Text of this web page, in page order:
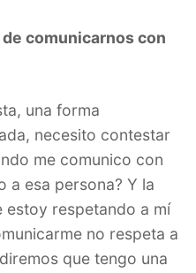
comunicarnos con
una forma
necesito contestar
me comunico con
a esa persona? Y la
estoy respetando a mí
no respeta a
que tengo una